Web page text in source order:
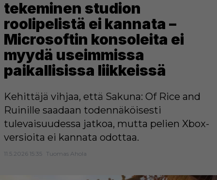
tekeminen studion
roolipelistä ei kannata –
Microsoftin konsoleita ei
myydä useimmissa
paikallisissa liikkeissä
Kehittäjä vihjaa, että Sakuna: Of Rice and
Ruinille saadaan todennäköisesti
tulevaisuudessa jatkoa, mutta pelien Xbox-
versioita ei kannata odottaa.
11.5.2026 15:35 Tuomas Ahola